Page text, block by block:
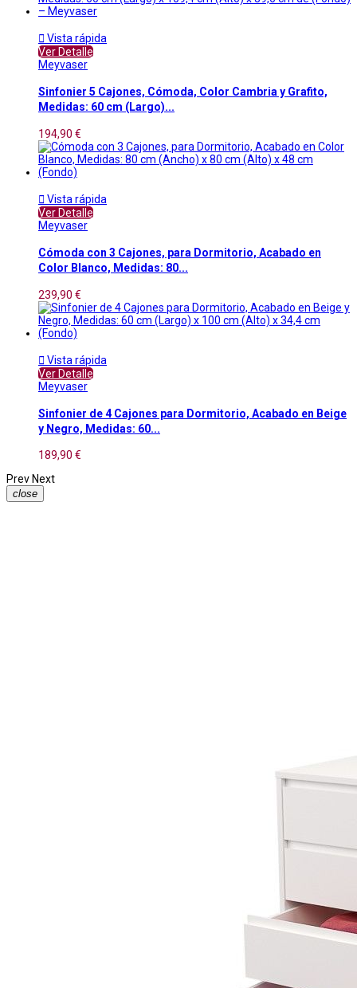
 Vista rápida
Ver Detalle
Meyvaser
Sinfonier 5 Cajones, Cómoda, Color Cambria y Grafito,
Medidas: 60 cm (Largo)...
194,90 €
 Vista rápida
Ver Detalle
Meyvaser
Cómoda con 3 Cajones, para Dormitorio, Acabado en
Color Blanco, Medidas: 80...
239,90 €
 Vista rápida
Ver Detalle
Meyvaser
Sinfonier de 4 Cajones para Dormitorio, Acabado en Beige
y Negro, Medidas: 60...
189,90 €
Prev Next
close